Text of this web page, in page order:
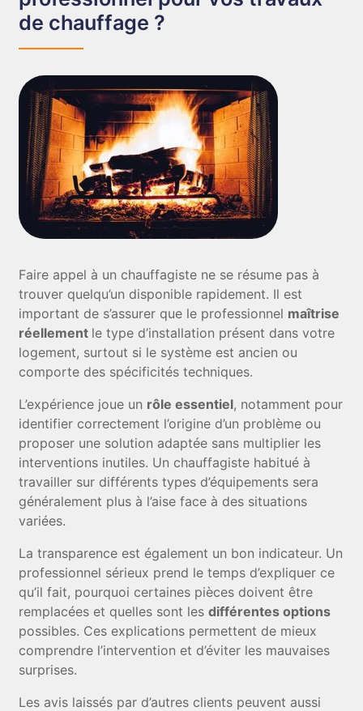
de chauffage ?
Faire appel à un chauffagiste ne se résume pas à
trouver quelqu’un disponible rapidement. Il est
important de s’assurer que le professionnel maîtrise
réellement le type d’installation présent dans votre
logement, surtout si le système est ancien ou
comporte des spécificités techniques.
L’expérience joue un rôle essentiel, notamment pour
identifier correctement l’origine d’un problème ou
proposer une solution adaptée sans multiplier les
interventions inutiles. Un chauffagiste habitué à
travailler sur différents types d’équipements sera
généralement plus à l’aise face à des situations
variées.
La transparence est également un bon indicateur. Un
professionnel sérieux prend le temps d’expliquer ce
qu’il fait, pourquoi certaines pièces doivent être
remplacées et quelles sont lesdifférentes options
possibles. Ces explications permettent de mieux
comprendre l’intervention et d’éviter les mauvaises
surprises.
Les avis laissés par d’autres clients peuvent aussi